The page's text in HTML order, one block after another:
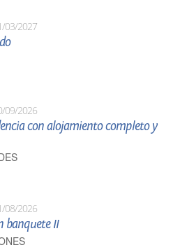
03/2027
09/2026
con alojamiento completo y
08/2026
banquete II